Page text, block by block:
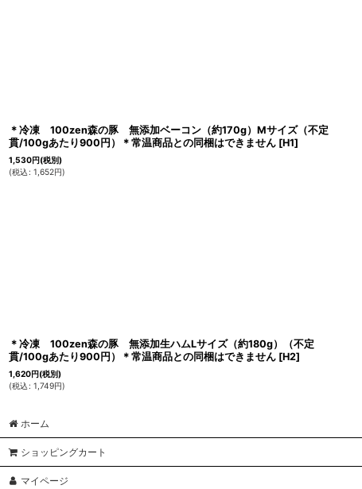
＊冷凍 100zen森の豚 無添加ベーコン（約170g）Mサイズ（不定
貫/100gあたり900円）＊常温商品との同梱はできません [H1]
1,530円(税別)
(税込: 1,652円)
＊冷凍 100zen森の豚 無添加生ハムLサイズ（約180g）（不定
貫/100gあたり900円）＊常温商品との同梱はできません [H2]
1,620円(税別)
(税込: 1,749円)
ホーム
ショッピングカート
マイページ